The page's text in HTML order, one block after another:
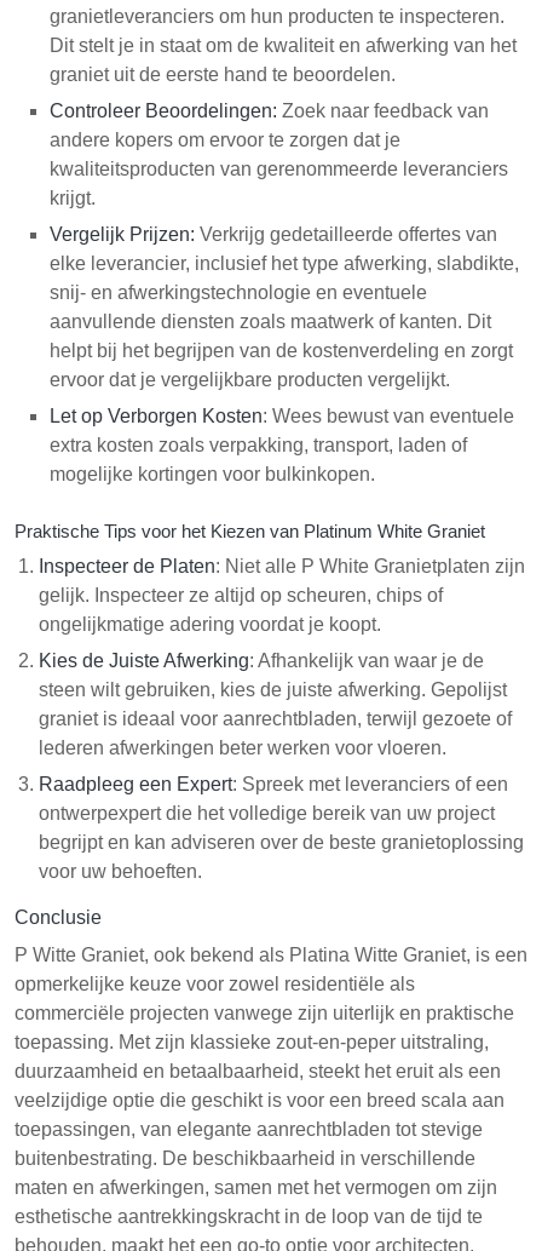
granietleveranciers om hun producten te inspecteren.
Dit stelt je in staat om de kwaliteit en afwerking van het
graniet uit de eerste hand te beoordelen.
Controleer Beoordelingen: Zoek naar feedback van
andere kopers om ervoor te zorgen dat je
kwaliteitsproducten van gerenommeerde leveranciers
krijgt.
Vergelijk Prijzen: Verkrijg gedetailleerde offertes van
elke leverancier, inclusief het type afwerking, slabdikte,
snij- en afwerkingstechnologie en eventuele
aanvullende diensten zoals maatwerk of kanten. Dit
helpt bij het begrijpen van de kostenverdeling en zorgt
ervoor dat je vergelijkbare producten vergelijkt.
Let op Verborgen Kosten: Wees bewust van eventuele
extra kosten zoals verpakking, transport, laden of
mogelijke kortingen voor bulkinkopen.
Praktische Tips voor het Kiezen van Platinum White Graniet
Inspecteer de Platen: Niet alle P White Granietplaten zijn
gelijk. Inspecteer ze altijd op scheuren, chips of
ongelijkmatige adering voordat je koopt.
Kies de Juiste Afwerking: Afhankelijk van waar je de
steen wilt gebruiken, kies de juiste afwerking. Gepolijst
graniet is ideaal voor aanrechtbladen, terwijl gezoete of
lederen afwerkingen beter werken voor vloeren.
Raadpleeg een Expert: Spreek met leveranciers of een
ontwerpexpert die het volledige bereik van uw project
begrijpt en kan adviseren over de beste granietoplossing
voor uw behoeften.
Conclusie
P Witte Graniet, ook bekend als Platina Witte Graniet, is een
opmerkelijke keuze voor zowel residentiële als
commerciële projecten vanwege zijn uiterlijk en praktische
toepassing. Met zijn klassieke zout-en-peper uitstraling,
duurzaamheid en betaalbaarheid, steekt het eruit als een
veelzijdige optie die geschikt is voor een breed scala aan
toepassingen, van elegante aanrechtbladen tot stevige
buitenbestrating. De beschikbaarheid in verschillende
maten en afwerkingen, samen met het vermogen om zijn
esthetische aantrekkingskracht in de loop van de tijd te
behouden, maakt het een go-to optie voor architecten,